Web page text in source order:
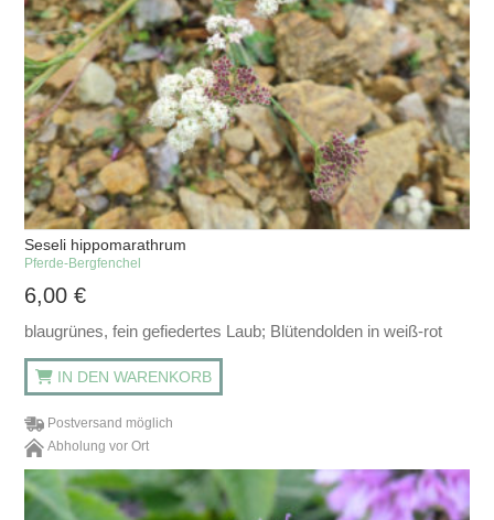
Seseli hippomarathrum
Pferde-Bergfenchel
6,00€
blaugrünes, fein gefiedertes Laub; Blütendolden in weiß-rot
IN DEN WARENKORB
Postversand möglich
Abholung vor Ort